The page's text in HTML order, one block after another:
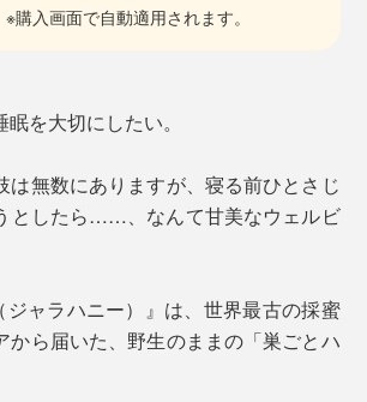
※購入画面で自動適用されます。
を大切にしたい。
は無数にありますが、寝る前ひとさじ
としたら……、なんて甘美なウェルビ
ジャラハニー）』は、世界最古の採蜜
から届いた、野生のままの「巣ごとハ